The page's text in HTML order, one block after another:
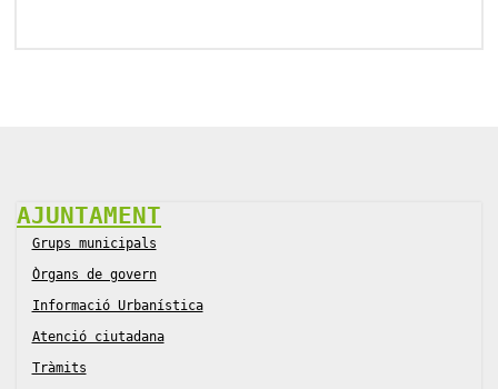
AJUNTAMENT
Grups municipals
Òrgans de govern
Informació Urbanística
Atenció ciutadana
Tràmits